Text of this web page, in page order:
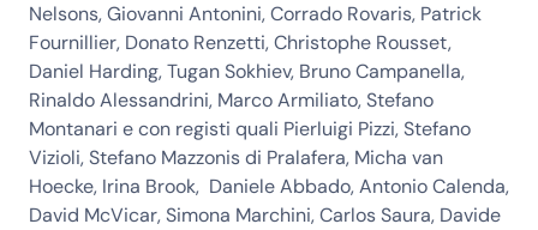
Nelsons, Giovanni Antonini, Corrado Rovaris, Patrick
Fournillier, Donato Renzetti, Christophe Rousset,
Daniel Harding, Tugan Sokhiev, Bruno Campanella,
Rinaldo Alessandrini, Marco Armiliato, Stefano
Montanari e con registi quali Pierluigi Pizzi, Stefano
Vizioli, Stefano Mazzonis di Pralafera, Micha van
Hoecke, Irina Brook, Daniele Abbado, Antonio Calenda,
David McVicar, Simona Marchini, Carlos Saura, Davide